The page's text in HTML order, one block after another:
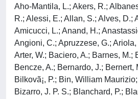
Aho-Mantila, L.; Akers, R.;
R.; Alessi, E.; Allan, S.; Alves, D.;
Amicucci, L.; Anand, H.;
Angioni, C.; Apruzzese, G.;
Arter, W.; Baciero, A.; Barnes, M.;
Bencze, A.; Bernardo, J.; Bernert,
Bilkovã¡, P.; Bin, William
Bizarro, J. P. S.; Blanchard, P.;